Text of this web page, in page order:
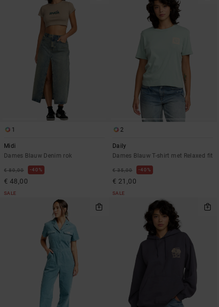
1
Midi
Dames Blauw Denim rok
€ 80,00 40%
€ 48,00
SALE
2
Daily
Dames Blauw T-shirt met Relaxed fit
€ 35,00 40%
€ 21,00
SALE